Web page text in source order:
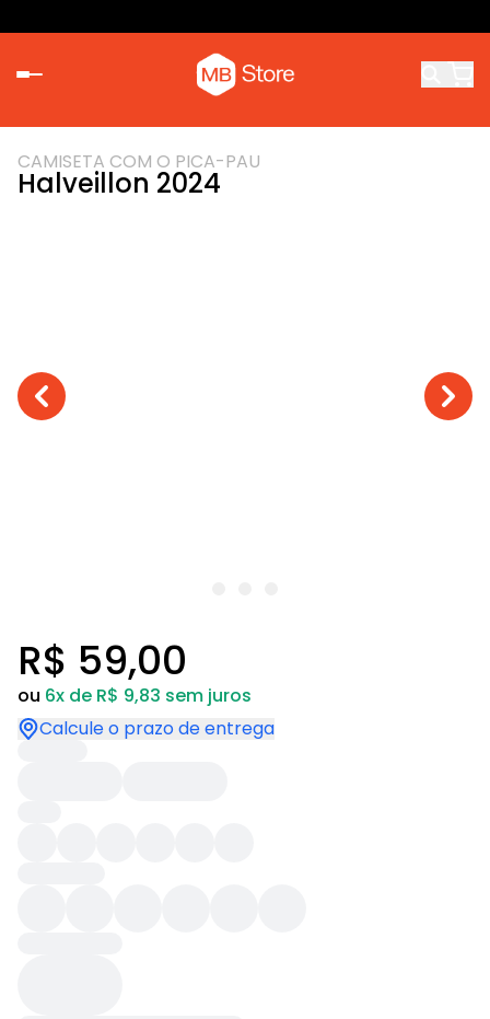
CAMISETA COM O PICA-PAU
Halveillon 2024
R$ 59,00
ou 6x de R$ 9,83 sem juros
Calcule o prazo de entrega